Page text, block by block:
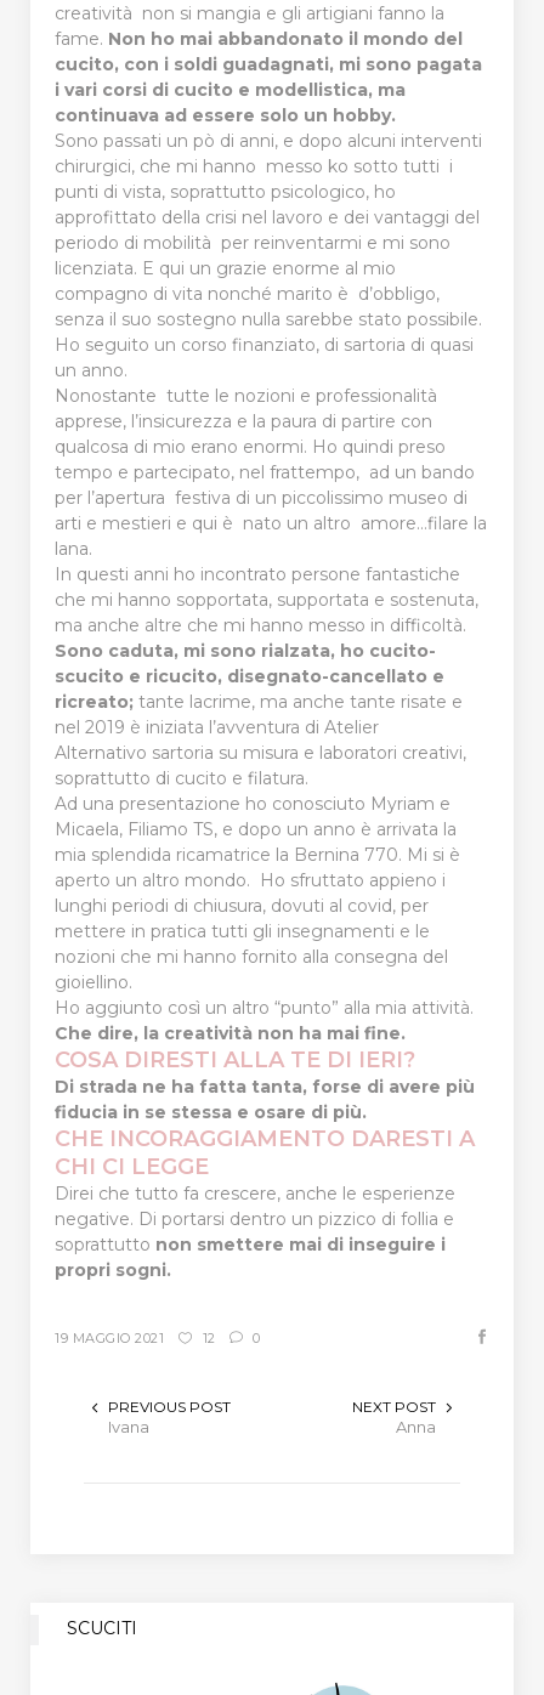
creatività non si mangia e gli artigiani fanno la
fame. Non ho mai abbandonato il mondo del
cucito, con i soldi guadagnati, mi sono pagata
i vari corsi di cucito e modellistica, ma
continuava ad essere solo un hobby.
Sono passati un pò di anni, e dopo alcuni interventi
chirurgici, che mi hanno messo ko sotto tutti i
punti di vista, soprattutto psicologico, ho
approfittato della crisi nel lavoro e dei vantaggi del
periodo di mobilità per reinventarmi e mi sono
licenziata. E qui un grazie enorme al mio
compagno di vita nonché marito è d’obbligo,
senza il suo sostegno nulla sarebbe stato possibile.
Ho seguito un corso finanziato, di sartoria di quasi
un anno.
Nonostante tutte le nozioni e professionalità
apprese, l’insicurezza e la paura di partire con
qualcosa di mio erano enormi. Ho quindi preso
tempo e partecipato, nel frattempo, ad un bando
per l’apertura festiva di un piccolissimo museo di
arti e mestieri e qui è nato un altro amore…filare la
lana.
In questi anni ho incontrato persone fantastiche
che mi hanno sopportata, supportata e sostenuta,
ma anche altre che mi hanno messo in difficoltà.
Sono caduta, mi sono rialzata, ho cucito-
scucito e ricucito, disegnato-cancellato e
ricreato; tante lacrime, ma anche tante risate e
nel 2019 è iniziata l’avventura di Atelier
Alternativo sartoria su misura e laboratori creativi,
soprattutto di cucito e filatura.
Ad una presentazione ho conosciuto Myriam e
Micaela, Filiamo TS, e dopo un anno è arrivata la
mia splendida ricamatrice la Bernina 770. Mi si è
aperto un altro mondo. Ho sfruttato appieno i
lunghi periodi di chiusura, dovuti al covid, per
mettere in pratica tutti gli insegnamenti e le
nozioni che mi hanno fornito alla consegna del
gioiellino.
Ho aggiunto così un altro “punto” alla mia attività.
Che dire, la creatività non ha mai fine.
COSA DIRESTI ALLA TE DI IERI?
Di strada ne ha fatta tanta, forse di avere più
fiducia in se stessa e osare di più.
CHE INCORAGGIAMENTO DARESTI A
CHI CI LEGGE
Direi che tutto fa crescere, anche le esperienze
negative. Di portarsi dentro un pizzico di follia e
soprattutto non smettere mai di inseguire i
propri sogni.
19 MAGGIO 2021 12 0
PREVIOUS POST
Ivana
NEXT POST
Anna
SCUCITI